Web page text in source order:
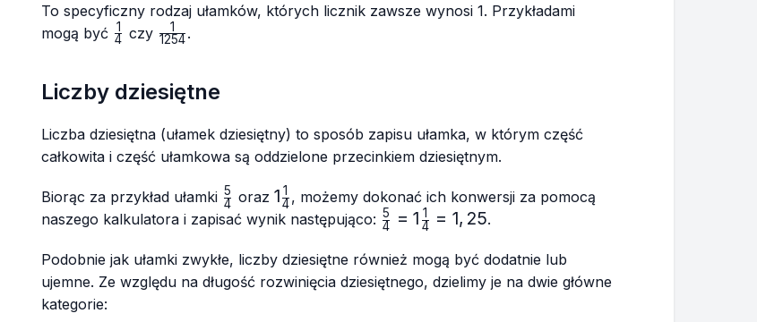
To specyficzny rodzaj ułamków, których licznik zawsze wynosi 1. Przykładami
mogą być \frac{1}
4
1 czy \frac{1}
1254
1 .
Liczby dziesiętne
Liczba dziesiętna (ułamek dziesiętny) to sposób zapisu ułamka, w którym część
całkowita i część ułamkowa są oddzielone przecinkiem dziesiętnym.
Biorąc za przykład ułamki \frac{5}
{4}
4
5 oraz 1\frac{1}
{4}
14
1 , możemy dokonać ich konwersji za pomocą
naszego kalkulatora i zapisać wynik następująco: \frac{5}
{4}=1,25
4
5 = 1 4
1 = 1, 25.
Podobnie jak ułamki zwykłe, liczby dziesiętne również mogą być dodatnie lub
ujemne. Ze względu na długość rozwinięcia dziesiętnego, dzielimy je na dwie główne
kategorie: